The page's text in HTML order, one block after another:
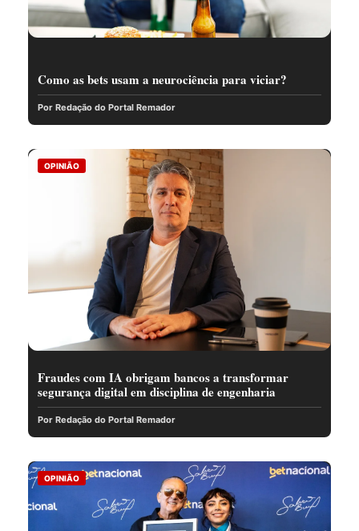
Como as bets usam a neurociência para viciar?
Por Redação do Portal Remador
OPINIÃO
Fraudes com IA obrigam bancos a transformar
segurança digital em disciplina de engenharia
Por Redação do Portal Remador
OPINIÃO